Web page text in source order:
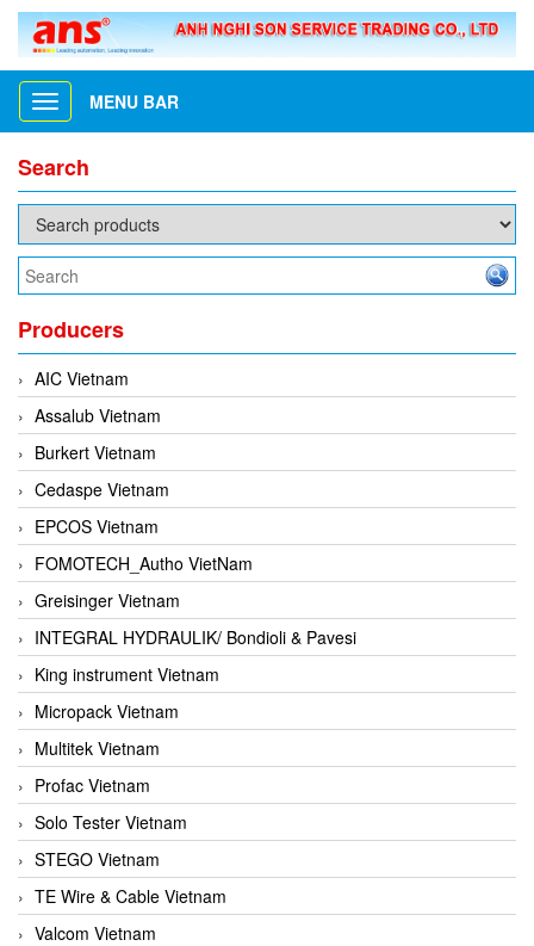
Toggle
navigation
MENU BAR
Search
Producers
AIC Vietnam
Assalub Vietnam
Burkert Vietnam
Cedaspe Vietnam
EPCOS Vietnam
FOMOTECH_Autho VietNam
Greisinger Vietnam
INTEGRAL HYDRAULIK/ Bondioli & Pavesi
King instrument Vietnam
Micropack Vietnam
Multitek Vietnam
Profac Vietnam
Solo Tester Vietnam
STEGO Vietnam
TE Wire & Cable Vietnam
Valcom Vietnam